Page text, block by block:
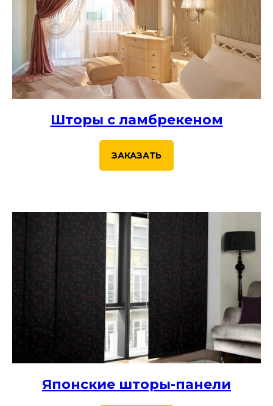
Шторы с ламбрекеном
ЗАКАЗАТЬ
Японские шторы-панели